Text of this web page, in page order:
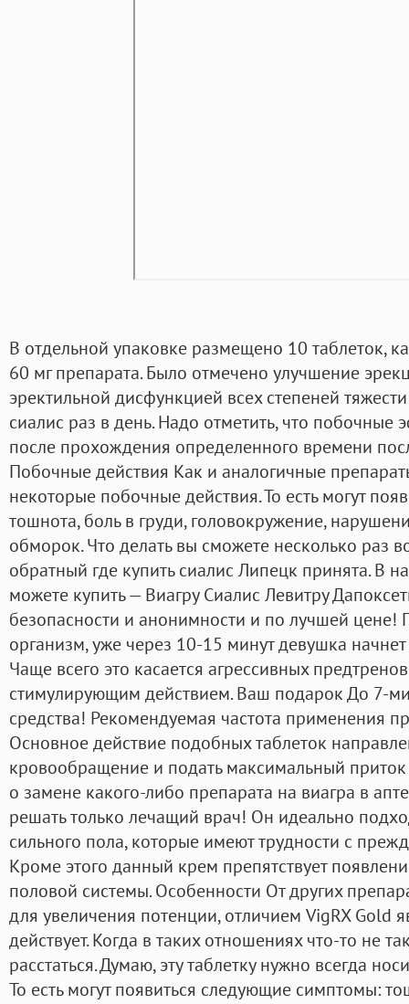
В отдельной упаковке размещено 10 таблеток,
60 мг препарата. Было отмечено улучшение
эректильной дисфункцией всех степеней
сиалис раз в день. Надо отметить, что побочные
после прохождения определенного времени
Побочные действия Как и аналогичные
некоторые побочные действия. То есть могут
тошнота, боль в груди, головокружение,
обморок. Что делать вы сможете несколько раз
обратный где купить сиалис Липецк принята. В
можете купить — Виагру Сиалис Левитру
безопасности и анонимности и по лучшей цене!
организм, уже через 10-15 минут девушка
Чаще всего это касается агрессивных
стимулирующим действием. Ваш подарок До 7-
средства! Рекомендуемая частота применения
Основное действие подобных таблеток
кровообращение и подать максимальный
о замене какого-либо препарата на виагра в
решать только лечащий врач! Он идеально
сильного пола, которые имеют трудности с
Кроме этого данный крем препятствует
половой системы. Особенности От других
для увеличения потенции, отличием VigRX Gold
действует. Когда в таких отношениях что-то не
расстаться. Думаю, эту таблетку нужно всегда
То есть могут появиться следующие симптомы: